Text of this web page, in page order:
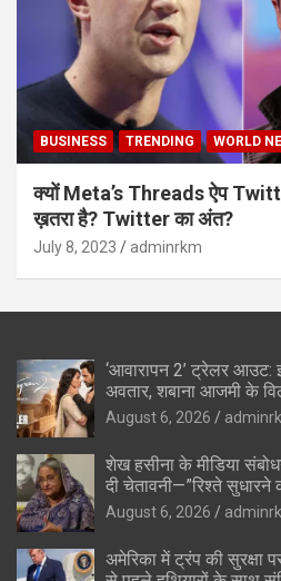
BUSINESS TRENDING WORLD
क्यों Meta’s Threads ऐप
ख़तरा है? Twitter का अंत?
July 8, 2023 adminrkm
‘आवारापन 2’ ट्रेलर आउट:
अवतार, शबाना आजमी के
August 6, 2026
शेख हसीना के मीडिया
दी चेतावनी—”रिश्ते
August 6, 2026
अमेरिका में ट्रंप की सुरक्षा